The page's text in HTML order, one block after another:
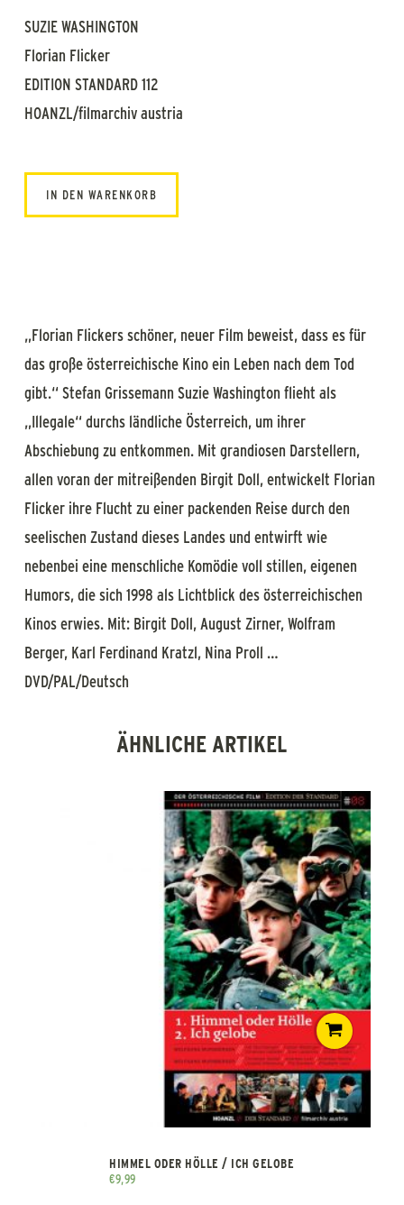
SUZIE WASHINGTON
Florian Flicker
EDITION STANDARD 112
HOANZL/filmarchiv austria
IN DEN WARENKORB
„Florian Flickers schöner, neuer Film beweist, dass es für
das große österreichische Kino ein Leben nach dem Tod
gibt.“ Stefan Grissemann Suzie Washington flieht als
„Illegale“ durchs ländliche Österreich, um ihrer
Abschiebung zu entkommen. Mit grandiosen Darstellern,
allen voran der mitreißenden Birgit Doll, entwickelt Florian
Flicker ihre Flucht zu einer packenden Reise durch den
seelischen Zustand dieses Landes und entwirft wie
nebenbei eine menschliche Komödie voll stillen, eigenen
Humors, die sich 1998 als Lichtblick des österreichischen
Kinos erwies. Mit: Birgit Doll, August Zirner, Wolfram
Berger, Karl Ferdinand Kratzl, Nina Proll …
DVD/PAL/Deutsch
ÄHNLICHE ARTIKEL
HIMMEL ODER HÖLLE / ICH GELOBE
€9,99